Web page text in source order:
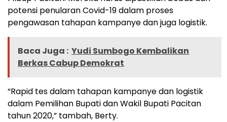
potensi penularan Covid-19 dalam proses
pengawasan tahapan kampanye dan juga logistik.
Baca Juga : Yudi Sumbogo Kembalikan
Berkas Cabup Demokrat
“Rapid tes dalam tahapan kampanye dan logistik
dalam Pemilihan Bupati dan Wakil Bupati Pacitan
tahun 2020,” tambah, Berty.